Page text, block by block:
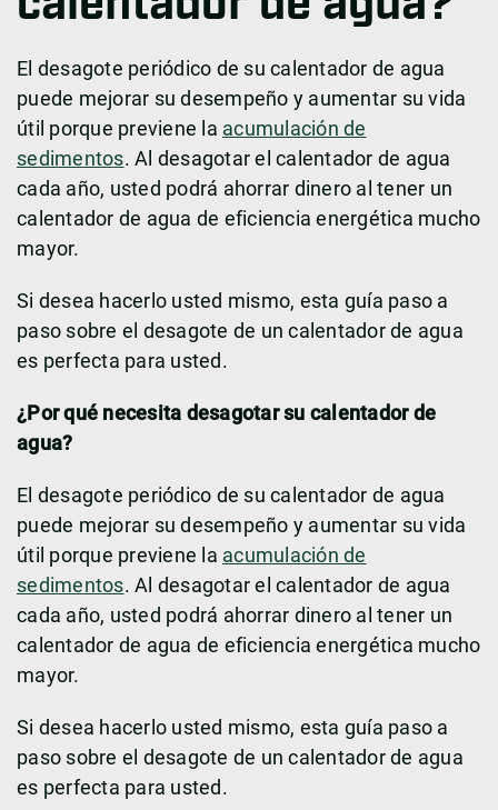
El desagote periódico de su calentador de agua
puede mejorar su desempeño y aumentar su vida
útil porque previene la acumulación de
sedimentos. Al desagotar el calentador de agua
cada año, usted podrá ahorrar dinero al tener un
calentador de agua de eficiencia energética mucho
mayor.
Si desea hacerlo usted mismo, esta guía paso a
paso sobre el desagote de un calentador de agua
es perfecta para usted.
¿Por qué necesita desagotar su calentador de
agua?
El desagote periódico de su calentador de agua
puede mejorar su desempeño y aumentar su vida
útil porque previene la acumulación de
sedimentos. Al desagotar el calentador de agua
cada año, usted podrá ahorrar dinero al tener un
calentador de agua de eficiencia energética mucho
mayor.
Si desea hacerlo usted mismo, esta guía paso a
paso sobre el desagote de un calentador de agua
es perfecta para usted.